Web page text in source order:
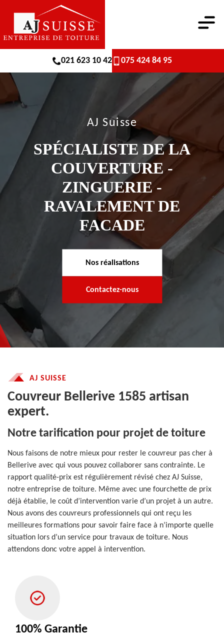
021 623 10 42 075 424 84 95
AJ Suisse
SPÉCIALISTE DE LA
COUVERTURE -
ZINGUERIE -
RAVALEMENT DE
FACADE
Nos réalisations
Contactez-nous
AJ SUISSE
Couvreur Bellerive 1585 artisan
expert.
Notre tarification pour projet de toiture
Nous faisons de notre mieux pour rester le couvreur pas cher à
Bellerive avec qui vous pouvez collaborer sans contrainte. Le
rapport qualité-prix est régulièrement révisé chez AJ Suisse,
notre entreprise de toiture. Même avec une fourchette de prix
déjà établie, le coût d’intervention varie d’un projet à un autre.
Nous avons des couvreurs professionnels qui ont reçu les
meilleures formations pour savoir faire face à n’importe quelle
situation lors d’un service pour travaux de toiture. Nous
attendons donc votre appel à intervention.
100% Garantie